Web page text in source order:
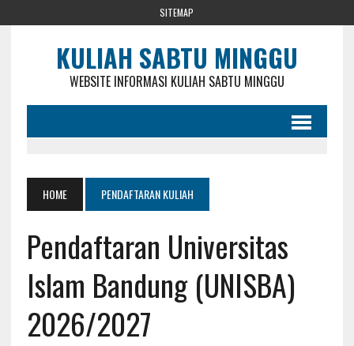
SITEMAP
KULIAH SABTU MINGGU
WEBSITE INFORMASI KULIAH SABTU MINGGU
HOME PENDAFTARAN KULIAH
Pendaftaran Universitas
Islam Bandung (UNISBA)
2026/2027